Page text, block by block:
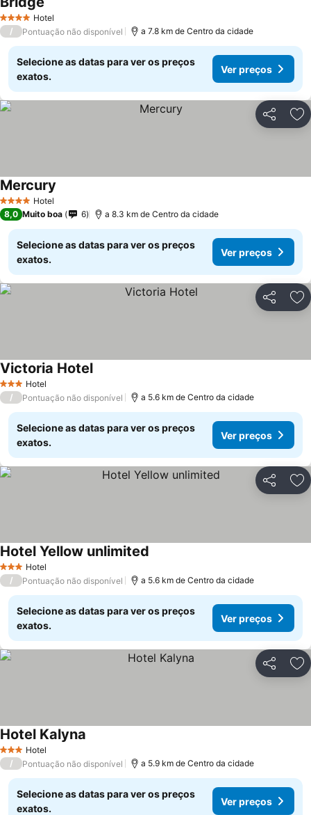
4 EstrelasHotel
/ Pontuação não disponível a 7.8 km de Centro da cidade
Selecione as datas para ver os preços
exatos.
Ver preços
Partilhar
4 EstrelasHotel
Mercury
8,0 Muito boa 6 a 8.3 km de Centro da cidade
Selecione as datas para ver os preços
exatos.
Ver preços
Partilhar
3 EstrelasHotel
Victoria Hotel
/ Pontuação não disponível a 5.6 km de Centro da cidade
Selecione as datas para ver os preços
exatos.
Ver preços
Partilhar
3 EstrelasHotel
Hotel Yellow unlimited
/ Pontuação não disponível a 5.6 km de Centro da cidade
Selecione as datas para ver os preços
exatos.
Ver preços
Partilhar
3 EstrelasHotel
Hotel Kalyna
/ Pontuação não disponível a 5.9 km de Centro da cidade
Selecione as datas para ver os preços
exatos.
Ver preços